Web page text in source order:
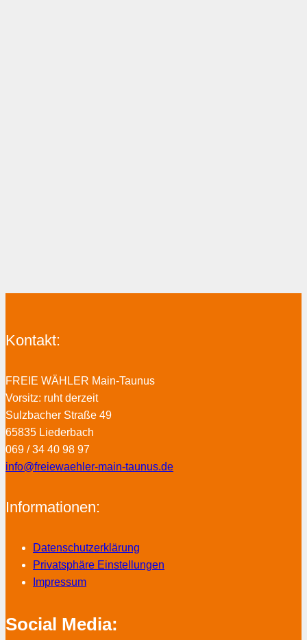
Kontakt:
FREIE WÄHLER Main-Taunus
Vorsitz: ruht derzeit
Sulzbacher Straße 49
65835 Liederbach
069 / 34 40 98 97
info@freiewaehler-main-taunus.de
Informationen:
Datenschutzerklärung
Privatsphäre Einstellungen
Impressum
Social Media: